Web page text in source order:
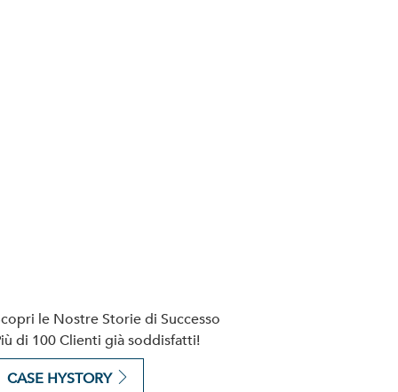
le Nostre Storie di Successo
di 100 Clienti già soddisfatti!
CASE HYSTORY